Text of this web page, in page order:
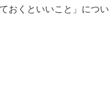
おくといいこと」につ